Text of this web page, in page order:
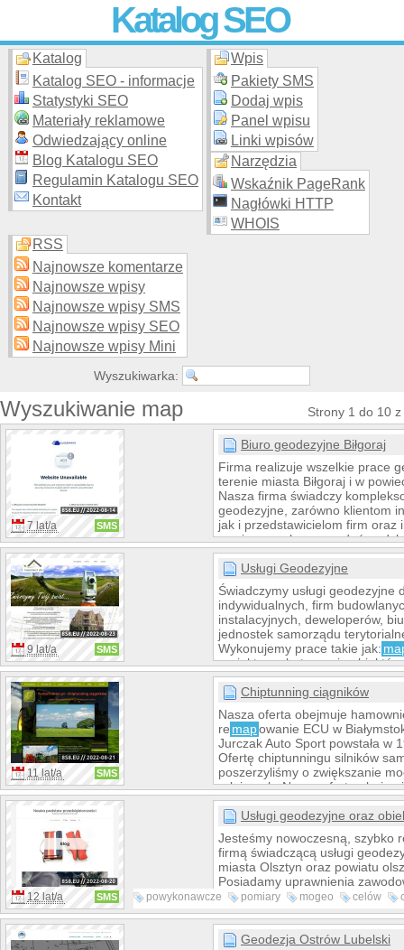
Katalog SEO
Skuteczna i promocja stron WWW –
moderowanego katalogu za darmo!
Katalog
Katalog SEO - informacje
Statystyki SEO
Materiały reklamowe
Odwiedzający online
Blog Katalogu SEO
Regulamin Katalogu SEO
Kontakt
Wpis
Pakiety SMS
Dodaj wpis
Panel wpisu
Linki wpisów
Narzędzia
Wskaźnik PageRank
Nagłówki HTTP
WHOIS
RSS
Najnowsze komentarze
Najnowsze wpisy
Najnowsze wpisy SMS
Najnowsze wpisy SEO
Najnowsze wpisy Mini
Wyszukiwarka:
Wyszukiwanie map Strony 1 do 10
7 lat/a SMS
Biuro geodezyjne Biłgoraj
Firma realizuje wszelkie prace
terenie miasta Biłgoraj i w
Nasza firma świadczy
geodezyjne, zarówno klientom
jak i przedstawicielom firm oraz
powierzonych nam zadań
w sposób rzetelny i
9 lat/a SMS
Usługi Geodezyjne
Świadczymy usługi geodezyjne
indywidualnych, firm
instalacyjnych, deweloperów,
jednostek samorządu
Wykonujemy prace takie jak:
projektowych, tyczenie
(budynków, przyłączy i sieci, -
powykonawcza obiektów
/ wyznaczenie punktów
celów prawnych, sporządzanie
numerycznych, geodezyjna
11 lat/a SMS
Chiptunning ciągników
Nasza oferta obejmuje
re mapowanie ECU w
Jurczak Auto Sport powstała w
Ofertę chiptunningu silników
poszerzyliśmy o zwiększanie
rolniczych. Nasza oferta
na własnej hamowni mobilnej,
mapECU. Usługa pozwoli
osprzętem oraz zaoszczędzić
12 lat/a SMS
Usługi geodezyjne oraz
Jesteśmy nowoczesną, szybko
firmą świadczącą usługi
miasta Olsztyn oraz powiatu
Posiadamy uprawnienia
Geodezji i Kartografii w
podział nieruchomości,
nieruchomości, wznowienie
sytuacyjno-wysokościowe,
powykonawcze pomiary mogeo celów
olsztyn
geodezyjne geodezja
Geodezja Ostrów Lubelski